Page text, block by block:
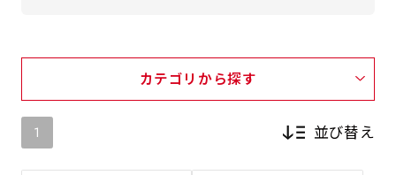
カテゴリから探す
1 並び替え